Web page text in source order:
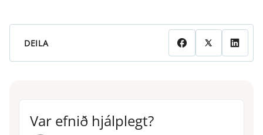
DEILA
Var efnið hjálplegt?
Var efnið hjálplegt?